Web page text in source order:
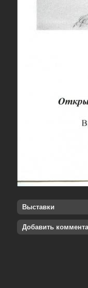
Выставки
Добавить